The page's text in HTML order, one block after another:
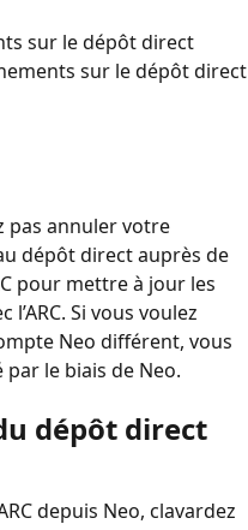
sur le dépôt direct
sur le dépôt direct
pas annuler votre
dépôt direct auprès de
pour mettre à jour les
Si vous voulez
Neo différent, vous
le biais de Neo.
dépôt direct
depuis Neo, clavardez